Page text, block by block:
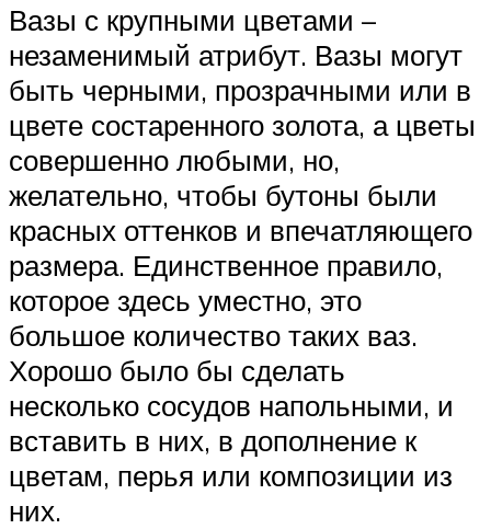
Вазы с крупными цветами –
незаменимый атрибут. Вазы могут
быть черными, прозрачными или в
цвете состаренного золота, а цветы
совершенно любыми, но,
желательно, чтобы бутоны были
красных оттенков и впечатляющего
размера. Единственное правило,
которое здесь уместно, это
большое количество таких ваз.
Хорошо было бы сделать
несколько сосудов напольными, и
вставить в них, в дополнение к
цветам, перья или композиции из
них.